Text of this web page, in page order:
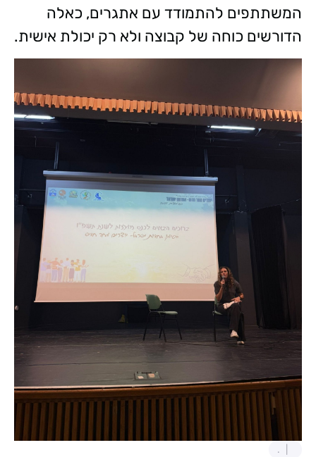
המשתתפים להתמודד עם אתגרים, כאלה
הדורשים כוחה של קבוצה ולא רק יכולת אישית.
.